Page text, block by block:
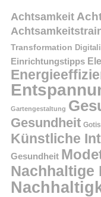
Achtsamkeit
Transformation
Einrichtungstipps
Gartengestaltung
Gesundheit
Künstliche
Gesundheit
Nachhaltige